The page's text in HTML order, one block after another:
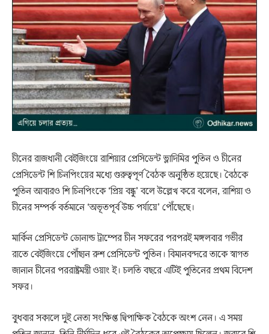
চীনের রাজধানী বেইজিংয়ে রাশিয়ার প্রেসিডেন্ট ভ্লাদিমির পুতিন ও চীনের
প্রেসিডেন্ট শি চিনপিংয়ের মধ্যে গুরুত্বপূর্ণ বৈঠক অনুষ্ঠিত হয়েছে। বৈঠকে
পুতিন আবারও শি চিনপিংকে ‘প্রিয় বন্ধু’ বলে উল্লেখ করে বলেন, রাশিয়া ও
চীনের সম্পর্ক বর্তমানে ‘অভূতপূর্ব উচ্চ পর্যায়ে’ পৌঁছেছে।
মার্কিন প্রেসিডেন্ট ডোনাল্ড ট্রাম্পের চীন সফরের পরপরই মঙ্গলবার গভীর
রাতে বেইজিংয়ে পৌঁছান রুশ প্রেসিডেন্ট পুতিন। বিমানবন্দরে তাকে স্বাগত
জানান চীনের পররাষ্ট্রমন্ত্রী ওয়াং ই। চলতি বছরে এটিই পুতিনের প্রথম বিদেশ
সফর।
বুধবার সকালে দুই নেতা সংক্ষিপ্ত দ্বিপাক্ষিক বৈঠকে অংশ নেন। এ সময়